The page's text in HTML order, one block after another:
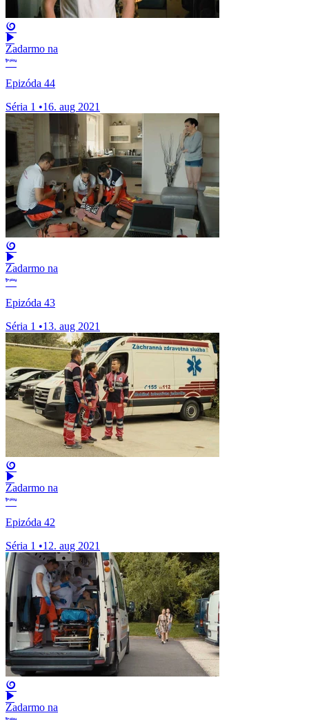
Zadarmo na
Epizóda 44
Séria 1 •16. aug 2021
Zadarmo na
Epizóda 43
Séria 1 •13. aug 2021
Zadarmo na
Epizóda 42
Séria 1 •12. aug 2021
Zadarmo na